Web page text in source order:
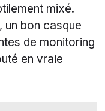
mixé.
un bon casque
de monitoring
en vraie